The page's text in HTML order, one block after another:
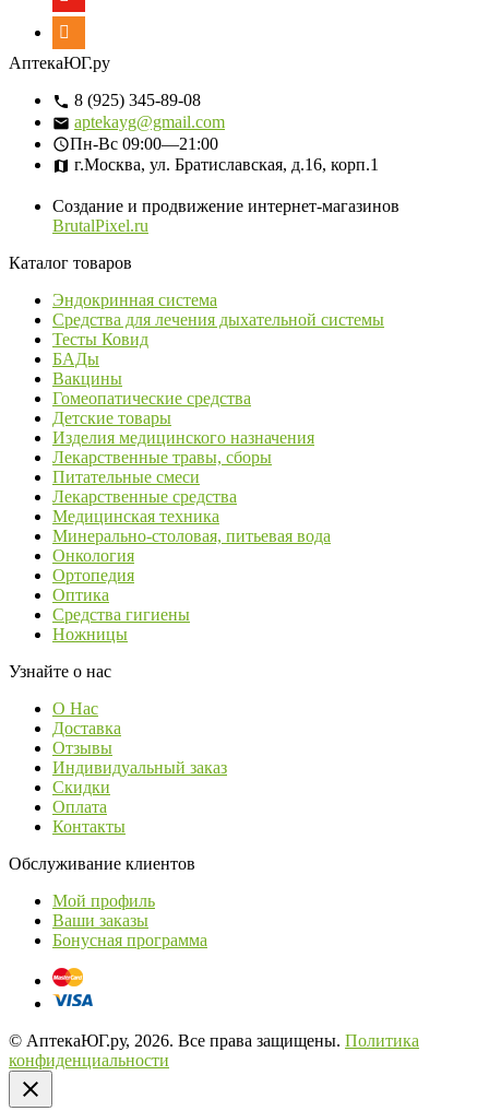
АптекаЮГ.ру
8 (925) 345-89-08
aptekayg@gmail.com
Пн-Вс 09:00—21:00
г.Москва, ул. Братиславская, д.16, корп.1
Создание и продвижение интернет-магазинов
BrutalPixel.ru
Каталог товаров
Эндокринная система
Средства для лечения дыхательной системы
Тесты Ковид
БАДы
Вакцины
Гомеопатические средства
Детские товары
Изделия медицинского назначения
Лекарственные травы, сборы
Питательные смеси
Лекарственные средства
Медицинская техника
Минерально-столовая, питьевая вода
Онкология
Ортопедия
Оптика
Средства гигиены
Ножницы
Узнайте о нас
О Нас
Доставка
Отзывы
Индивидуальный заказ
Скидки
Оплата
Контакты
Обслуживание клиентов
Мой профиль
Ваши заказы
Бонусная программа
© АптекаЮГ.ру, 2026. Все права защищены. Политика
конфиденциальности